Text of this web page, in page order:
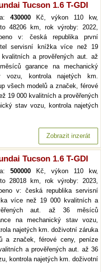
Tucson 1.6 T-GDI
430000 Kč, výkon 110 kw,
48206 km, rok výroby: 2022,
v: česká republika první
servisní knížka více než 19
kvalitních a prověřených aut. až
garance na mechanický
vozu, kontrola najetých km.
všech modelů a značek, férové
19 000 kvalitních a prověřených
stav vozu, kontrola najetých
Zobrazit inzerát
Tucson 1.6 T-GDI
500000 Kč, výkon 110 kw,
28018 km, rok výroby: 2023,
v: česká republika servisní
více než 19 000 kvalitních a
aut. až 36 měsíců
na mechanický stav vozu,
najetých km. doživotní záruka
a značek, férové ceny, peníze
a prověřených aut. až 36
kontrola najetých km. doživotní